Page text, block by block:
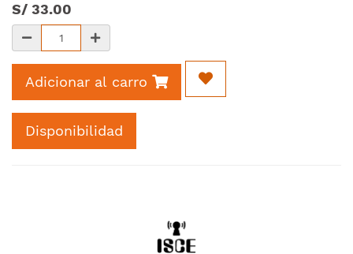
S/ 33.00
Adicionar al carro
Disponibilidad